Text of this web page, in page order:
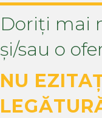
Doriți mai
și/sau o
NU